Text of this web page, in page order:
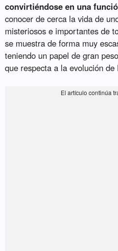
convirtiéndose en una
conocer de cerca la vida de
misteriosos e importantes de
se muestra de forma muy
teniendo un papel de gran
que respecta a la evolución de